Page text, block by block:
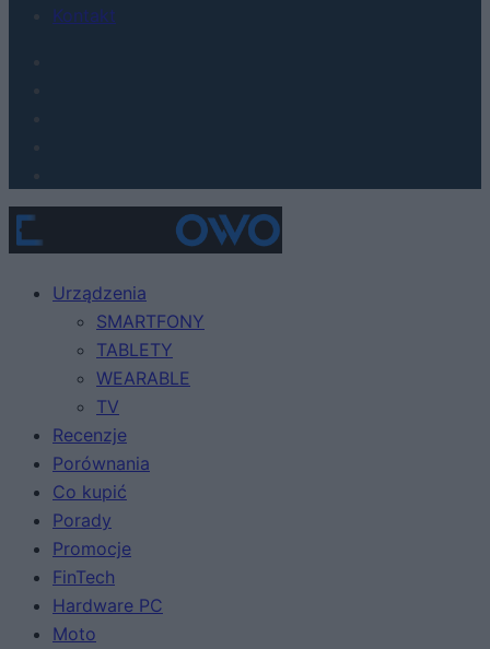
Kontakt
Urządzenia
SMARTFONY
TABLETY
WEARABLE
TV
Recenzje
Porównania
Co kupić
Porady
Promocje
FinTech
Hardware PC
Moto